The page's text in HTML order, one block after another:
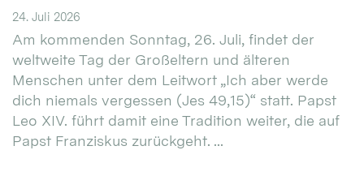
24. Juli 2026
Am kommenden Sonntag, 26. Juli, findet der
weltweite Tag der Großeltern und älteren
Menschen unter dem Leitwort „Ich aber werde
dich niemals vergessen (Jes 49,15)“ statt. Papst
Leo XIV. führt damit eine Tradition weiter, die auf
Papst Franziskus zurückgeht. ...